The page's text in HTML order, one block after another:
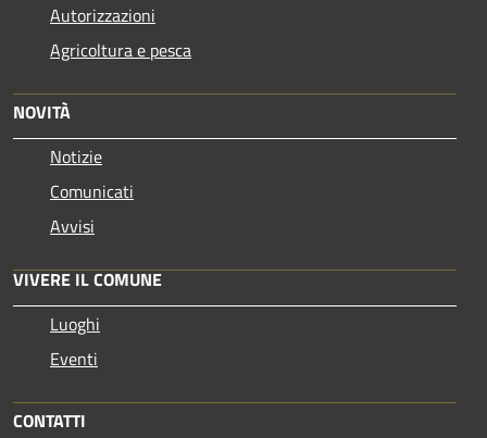
Autorizzazioni
Agricoltura e pesca
NOVITÀ
Notizie
Comunicati
Avvisi
VIVERE IL COMUNE
Luoghi
Eventi
CONTATTI